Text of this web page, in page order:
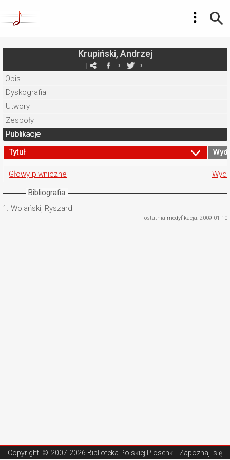
Krupiński, Andrzej
0 0
Opis
Dyskografia
Utwory
Zespoły
Publikacje
Tytuł
Głowy piwniczne
Bibliografia
1. Wolański, Ryszard
ostatnia modyfikacja: 2009-01-10
Copyright © 2007-2026 Biblioteka Polskiej Piosenki . Zapoznaj się